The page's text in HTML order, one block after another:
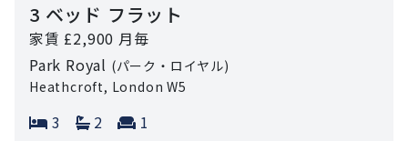
3 ベッド フラット
家賃 £2,900 月毎
Park Royal (パーク・ロイヤル)
Heathcroft, London W5
Bedrooms:
3 Bathrooms:
2 Reception rooms:
1